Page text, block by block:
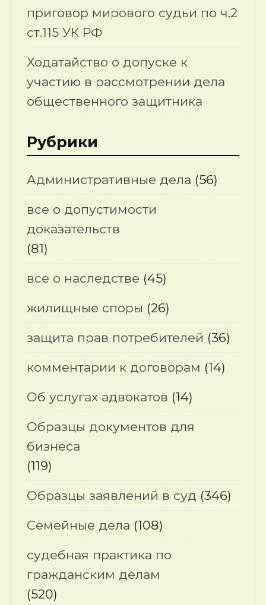
приговор мирового судьи по ч.2
ст.115 УК РФ
Ходатайство о допуске к
участию в рассмотрении дела
общественного защитника
Рубрики
Административные дела (56)
все о допустимости
доказательств
(81)
все о наследстве (45)
жилищные споры (26)
защита прав потребителей (36)
комментарии к договорам (14)
Об услугах адвокатов (14)
Образцы документов для
бизнеса
(119)
Образцы заявлений в суд (346)
Семейные дела (108)
судебная практика по
гражданским делам
(520)